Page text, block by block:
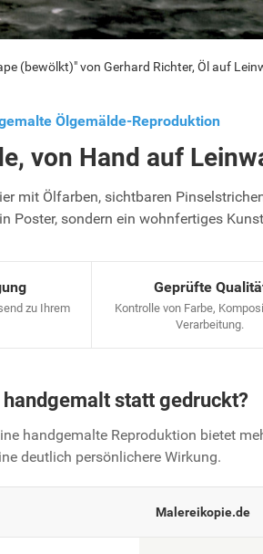
(bewölkt)" von Gerhard Richter, Öl auf
Ölgemälde-Reproduktion
von Hand auf
mit Ölfarben, sichtbaren
Poster, sondern ein wohnfertiges
zu Ihrem
Geprüfte
Kontrolle von Farbe,
Verarbeitung.
handgemalt statt gedruckt?
handgemalte Reproduktion bietet
deutlich persönlichere Wirkung.
Malereikopie.de